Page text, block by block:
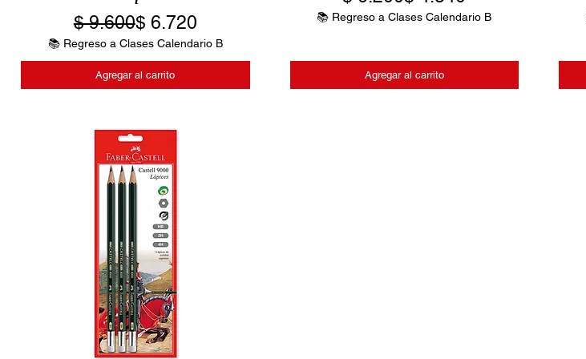
Precio
$ 9.600Precio de oferta
$ 6.720
📚 Regreso a Clases Calendario B
Agregar al carrito
📚 Regreso a Clases Calendario B
Agregar al carrito